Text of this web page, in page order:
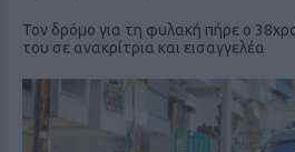
Τον δρόμο για τη φυλακή πήρε ο
του σε ανακρίτρια και εισαγγελέα